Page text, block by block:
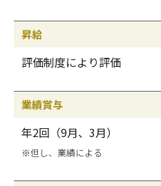
昇給
評価制度により評価
業績賞与
年2回（9月、3月）
※但し、業績による